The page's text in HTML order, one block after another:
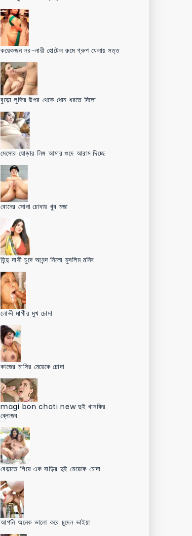
কয়েকজন নর-নারী হোটেল রুমে গ্রুপ খেলায় মত্ত
বুড়ো লুঙ্গির উপর থেকে ধোন ধরতে দিলো
মেসোর ঘোড়ার লিঙ্গ আমার গুদে আরাম দিচ্ছে
বোনের সোনা চোদায় খুব মজা
হিন্দু দাসী চুদে আনন্দ নিলো মুসলিম মনিব
লোভী মাগীর মুখ চোদা
কাজের মাসির মেয়েকে চোদা
magi bon choti new দুই খানকির
ব্লোজব
বেড়াতে গিয়ে এক বাড়ির দুই মেয়েকে চোদা
আপনি অনেক ভালো করে চুদেন ভাইয়া